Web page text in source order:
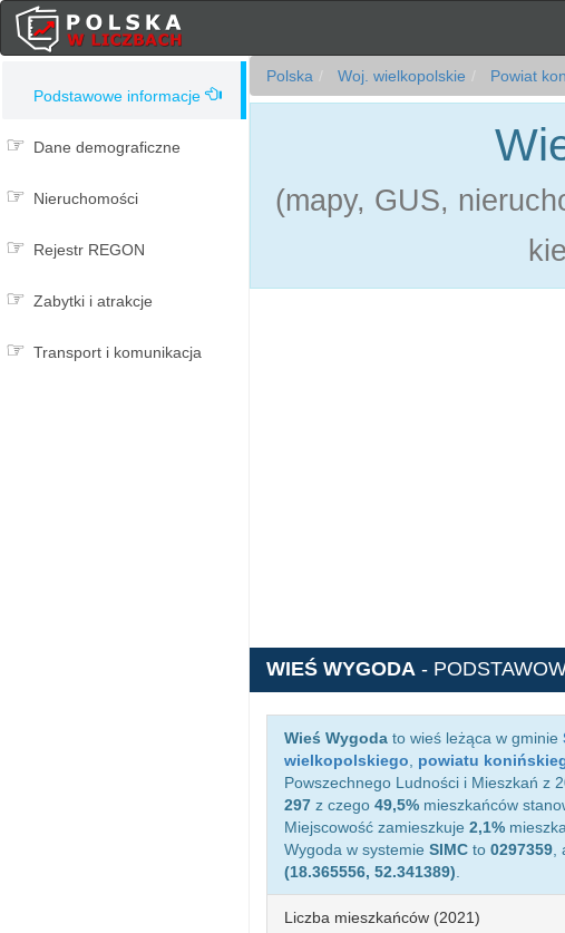
Podstawowe informacje
Dane demograficzne
Nieruchomości
Rejestr REGON
Zabytki i atrakcje
Transport i komunikacja
Polska Woj. wielkopolskie Powiat
(mapy, GUS,
WIEŚ WYGODA -
Wieś Wygoda to wieś leżąca w gminie
wielkopolskiego
powiatu
Powszechnego Ludności i Mieszkań z
297 z czego 49,5% mieszkańców
Miejscowość zamieszkuje 2,1%
Wygoda w systemie SIMC to 0297359
(18.365556, 52.341389)
Liczba mieszkańców (2021)